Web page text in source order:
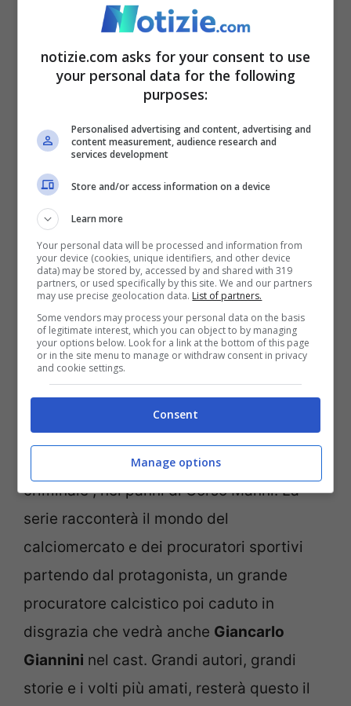
primo volo verso un successo oggi
planetario, vedrà in giuria
Angiolini, Rkomi e Dargen D’Amicoalla
Francesca Michielin
detto ribaltone totale. Assente a sorpresa
invece dai palinsesti “
fermato, a quanto detto dalla dirigenza,
per concentrare tutti gli sforzi proprio su X
Factor.
Una serie tv sul
calciomercato
Moltissime le novità in arrivo tra cui la
serie Sky original
Francesco Montanariche torna, a
novembre, 14 anni dopo “Romanzo
criminale”, nei panni di Corso Manni. La
serie racconterà il mondo del
calciomercato e dei procuratori sportivi
partendo dal protagonista, un grande
procuratore calcistico poi caduto in
disgrazia che vedrà anche Giancarlo
Giannini nel cast. Grandi autori, grandi
storie e i volti più amati, resterà questo il
notizie.com asks for your consent to use
your personal data for the following
purposes:
Personalised advertising and content, advertising and
content measurement, audience research and
services development
Store and/or access information on a device
Learn more
Your personal data will be processed and information from
your device (cookies, unique identifiers, and other device
data) may be stored by, accessed by and shared with 319
partners, or used specifically by this site. We and our partners
may use precise geolocation data. List of partners.
Some vendors may process your personal data on the basis
of legitimate interest, which you can object to by managing
your options below. Look for a link at the bottom of this page
or in the site menu to manage or withdraw consent in privacy
and cookie settings.
Consent
Manage options